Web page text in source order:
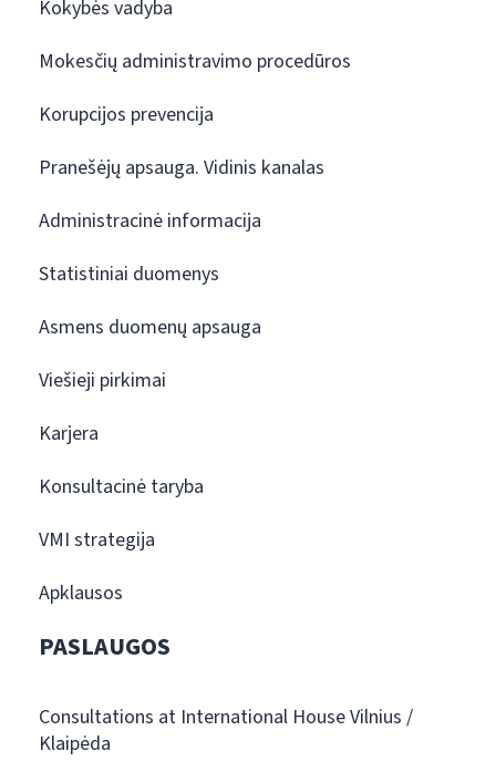
Kokybės vadyba
Mokesčių administravimo procedūros
Korupcijos prevencija
Pranešėjų apsauga. Vidinis kanalas
Administracinė informacija
Statistiniai duomenys
Asmens duomenų apsauga
Viešieji pirkimai
Karjera
Konsultacinė taryba
VMI strategija
Apklausos
PASLAUGOS
Consultations at International House Vilnius /
Klaipėda